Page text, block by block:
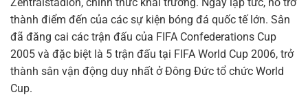
thành điểm đến của các sự kiện bóng đá quốc tế lớn. Sân
đã đăng cai các trận đấu của FIFA Confederations Cup
2005 và đặc biệt là 5 trận đấu tại FIFA World Cup 2006, trở
thành sân vận động duy nhất ở Đông Đức tổ chức World
Cup.